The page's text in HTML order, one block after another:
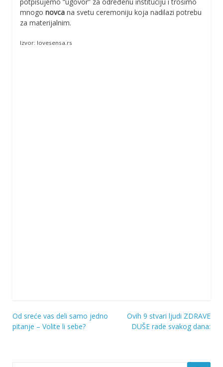
mnogo novca na svetu ceremoniju koja nadilazi potrebu
za materijalnim.
Izvor: lovesensa.rs
Navigacija
Od sreće vas deli samo jedno
pitanje – Volite li sebe?
Ovih 9 stvari ljudi ZDRAVE
DUŠE rade svakog dana: